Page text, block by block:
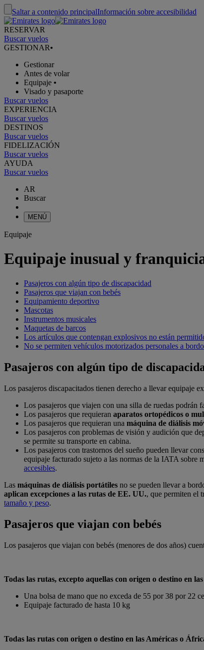
Saltar a contenido principalInformación sobre accesibilidad
RESERVAR
Buscar vuelos
GESTIONAR•
Gestionar
Antes de volar
Equipaje •
Visado y pasaporte
Buscar vuelos
EXPERIENCIA
Buscar vuelos
DESTINOS
Buscar vuelos
FIDELIZACIÓN
Buscar vuelos
AYUDA
Buscar vuelos
AR
Buscar
MENÚ
Equipaje
Equipaje inusual y
Pasajeros con algún tipo de discapacidad
Pasajeros que viajan con bebés
Equipamiento deportivo
Mascotas
Instrumentos musicales
Maquetas de barcos
Los artículos que contengan explosivos no están
No se permiten vehículos motorizados personales a bordo
Pasajeros con algún tipo de
Los pasajeros discapacitados tienen derecho a llevar equipaje
Los pasajeros que viajen con una silla de ruedas podrán
Los pasajeros que requieran aparatos ortopédicos o
Los pasajeros que requieran una máquina de diálisis
Los pasajeros con problemas de visión y audición que
se permite su transporte en cabina.
Los pasajeros con trastornos del sueño pueden llevar
equipaje facturado sujeto a las normas de la IATA sobre
accesibles.
Las máquinas de diálisis portátiles no se pueden llevar a
aplican excepciones a las rutas de EE. UU., que permiten el
tamaño y peso.
Pasajeros que viajan con bebés
Los pasajeros que viajan con bebés (menores de dos años)
Todas las rutas, excepto aquellas con origen o destino en
Una bolsa de mano que no exceda de 55 por 38 por 22
Equipaje facturado de hasta 10 kg
Todas las rutas con origen o destino en las Américas o